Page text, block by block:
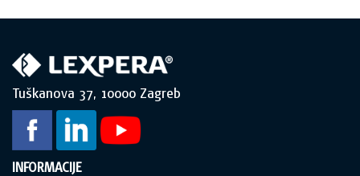
Tuškanova 37, 10000 Zagreb
INFORMACIJE